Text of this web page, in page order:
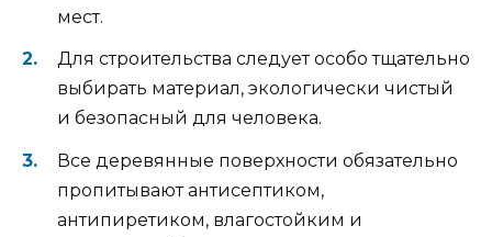
мест.
Для строительства следует особо тщательно
выбирать материал, экологически чистый
и безопасный для человека.
Все деревянные поверхности обязательно
пропитывают антисептиком,
антипиретиком, влагостойким и